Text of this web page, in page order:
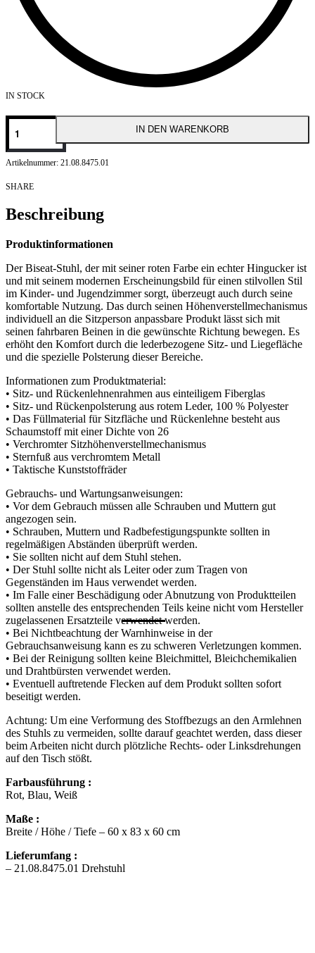
IN STOCK
Cilek
Biseat
Stuhl
Menge
IN DEN WARENKORB
21.08.8475.01
SHARE
Beschreibung
Produktinformationen
Der Biseat-Stuhl, der mit seiner roten Farbe ein echter Hingucker ist
und mit seinem modernen Erscheinungsbild für einen stilvollen Stil
im Kinder- und Jugendzimmer sorgt, überzeugt auch durch seine
komfortable Nutzung. Das durch seinen Höhenverstellmechanismus
individuell an die Sitzperson anpassbare Produkt lässt sich mit
seinen fahrbaren Beinen in die gewünschte Richtung bewegen. Es
erhöht den Komfort durch die lederbezogene Sitz- und Liegefläche
und die spezielle Polsterung dieser Bereiche.
Informationen zum Produktmaterial:
• Sitz- und Rückenlehnenrahmen aus einteiligem Fiberglas
• Sitz- und Rückenpolsterung aus rotem Leder, 100 % Polyester
• Das Füllmaterial für Sitzfläche und Rückenlehne besteht aus
Schaumstoff mit einer Dichte von 26
• Verchromter Sitzhöhenverstellmechanismus
• Sternfuß aus verchromtem Metall
• Taktische Kunststoffräder
Gebrauchs- und Wartungsanweisungen:
• Vor dem Gebrauch müssen alle Schrauben und Muttern gut
angezogen sein.
• Schrauben, Muttern und Radbefestigungspunkte sollten in
regelmäßigen Abständen überprüft werden.
• Sie sollten nicht auf dem Stuhl stehen.
• Der Stuhl sollte nicht als Leiter oder zum Tragen von
Gegenständen im Haus verwendet werden.
• Im Falle einer Beschädigung oder Abnutzung von Produktteilen
sollten anstelle des entsprechenden Teils keine nicht vom Hersteller
zugelassenen Ersatzteile verwendet werden.
• Bei Nichtbeachtung der Warnhinweise in der
Gebrauchsanweisung kann es zu schweren Verletzungen kommen.
• Bei der Reinigung sollten keine Bleichmittel, Bleichchemikalien
und Drahtbürsten verwendet werden.
• Eventuell auftretende Flecken auf dem Produkt sollten sofort
beseitigt werden.
Achtung: Um eine Verformung des Stoffbezugs an den Armlehnen
des Stuhls zu vermeiden, sollte darauf geachtet werden, dass dieser
beim Arbeiten nicht durch plötzliche Rechts- oder Linksdrehungen
auf den Tisch stößt.
Farbausführung :
Rot, Blau, Weiß
Maße :
Breite / Höhe / Tiefe – 60 x 83 x 60 cm
Lieferumfang :
– 21.08.8475.01 Drehstuhl